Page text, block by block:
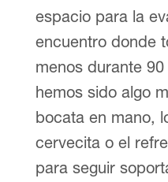
espacio para la
encuentro donde
menos durante
hemos sido algo
bocata en mano,
cervecita o el
para seguir